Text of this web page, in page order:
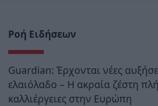
Ροή Ειδήσεων
Guardian: Έρχονται νέες
ελαιόλαδο – Η ακραία ζέστη
καλλιέργειες στην Ευρώπη